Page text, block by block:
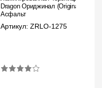
Dragon Ориджинал (Original),
Асфальт
Артикул: ZRLO-1275